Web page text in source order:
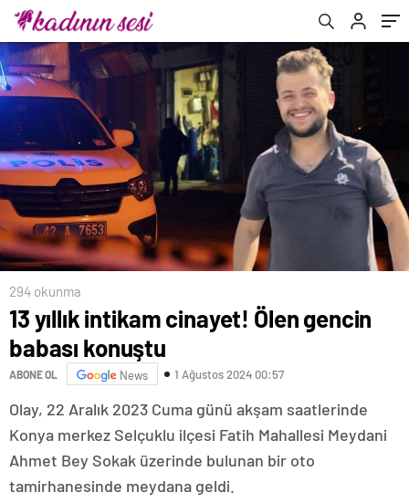
294 okunma
13 yıllık intikam cinayet! Ölen gencin
babası konuştu
ABONE OL News 1 Ağustos 2024 00:57
Olay, 22 Aralık 2023 Cuma günü akşam saatlerinde
Konya merkez Selçuklu ilçesi Fatih Mahallesi Meydani
Ahmet Bey Sokak üzerinde bulunan bir oto
tamirhanesinde meydana geldi.